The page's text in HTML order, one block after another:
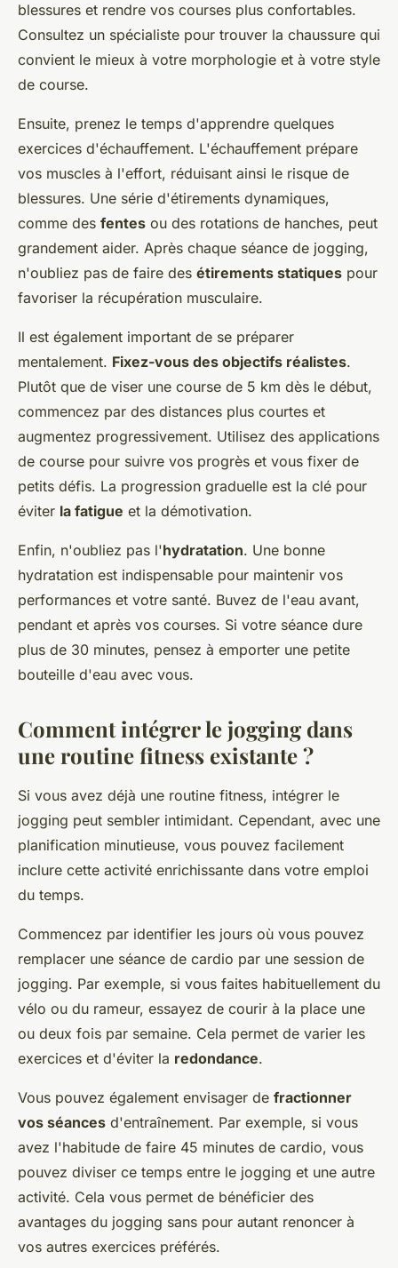
blessures et rendre vos courses plus confortables.
Consultez un spécialiste pour trouver la chaussure qui
convient le mieux à votre morphologie et à votre style
de course.
Ensuite, prenez le temps d'apprendre quelques
exercices d'échauffement. L'échauffement prépare
vos muscles à l'effort, réduisant ainsi le risque de
blessures. Une série d'étirements dynamiques,
comme des fentes ou des rotations de hanches, peut
grandement aider. Après chaque séance de jogging,
n'oubliez pas de faire des étirements statiques pour
favoriser la récupération musculaire.
Il est également important de se préparer
mentalement. Fixez-vous des objectifs réalistes.
Plutôt que de viser une course de 5 km dès le début,
commencez par des distances plus courtes et
augmentez progressivement. Utilisez des applications
de course pour suivre vos progrès et vous fixer de
petits défis. La progression graduelle est la clé pour
éviter la fatigue et la démotivation.
Enfin, n'oubliez pas l'hydratation. Une bonne
hydratation est indispensable pour maintenir vos
performances et votre santé. Buvez de l'eau avant,
pendant et après vos courses. Si votre séance dure
plus de 30 minutes, pensez à emporter une petite
bouteille d'eau avec vous.
Comment intégrer le jogging dans
une routine fitness existante ?
Si vous avez déjà une routine fitness, intégrer le
jogging peut sembler intimidant. Cependant, avec une
planification minutieuse, vous pouvez facilement
inclure cette activité enrichissante dans votre emploi
du temps.
Commencez par identifier les jours où vous pouvez
remplacer une séance de cardio par une session de
jogging. Par exemple, si vous faites habituellement du
vélo ou du rameur, essayez de courir à la place une
ou deux fois par semaine. Cela permet de varier les
exercices et d'éviter la redondance.
Vous pouvez également envisager de fractionner
vos séances d'entraînement. Par exemple, si vous
avez l'habitude de faire 45 minutes de cardio, vous
pouvez diviser ce temps entre le jogging et une autre
activité. Cela vous permet de bénéficier des
avantages du jogging sans pour autant renoncer à
vos autres exercices préférés.